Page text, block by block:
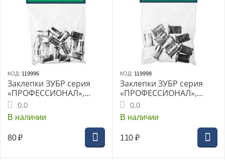
КОД: 119996
Заклепки ЗУБР серия
«ПРОФЕССИОНАЛ»,
резьбовые М6, толщина
0.5-3.0мм, 15шт, (31318-
06)
0.0
В наличии
80 ₽
КОД: 119998
Заклепки ЗУБР серия
«ПРОФЕССИОНАЛ»,
резьбовые М8, толщина
0.5-3.0мм, 10шт, (31318-
08)
0.0
В наличии
110 ₽